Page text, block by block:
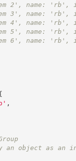
2', name:
3', name:
4', name:
5', name:
6', name:
' ,
object as an